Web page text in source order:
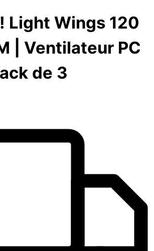
Light Wings 120
| Ventilateur PC
de 3